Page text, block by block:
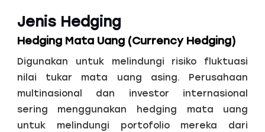
Jenis Hedging
Hedging Mata Uang (Currency Hedging)
Digunakan untuk melindungi risiko fluktuasi
nilai tukar mata uang asing. Perusahaan
multinasional dan investor internasional
sering menggunakan hedging mata uang
untuk melindungi portofolio mereka dari